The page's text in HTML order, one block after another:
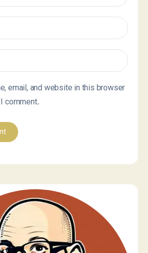
email, and website in this browser
comment.